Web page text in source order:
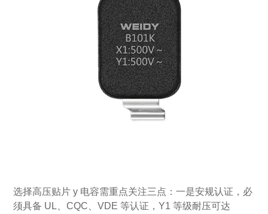
选择高压贴片 y 电容需重点关注三点：一是安规认证，必
须具备 UL、CQC、VDE 等认证，Y1 等级耐压可达